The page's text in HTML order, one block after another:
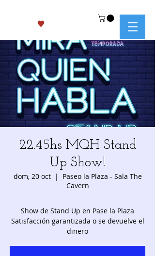
22.45hs MQH Stand
Up Show!
dom, 20 oct
  |
Paseo la Plaza - Sala The
Cavern
Show de Stand Up en Pase la Plaza
Satisfacción garantizada o se devuelve el
dinero